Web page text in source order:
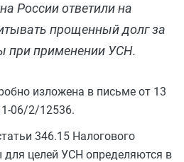
России ответили на
прощенный долг за
при применении УСН.
изложена в письме от 13
06/2/12536.
346.15 Налогового
для целей УСН определяются в